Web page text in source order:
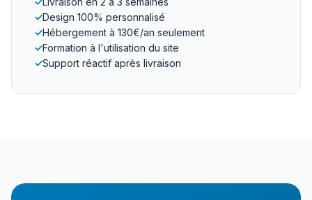
✓Design 100% personnalisé
✓Hébergement à 130€/an seulement
✓Formation à l'utilisation du site
✓Support réactif après livraison